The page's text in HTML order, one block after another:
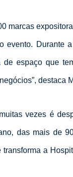
marcas
evento. Durante
espaço que
destaca
vezes é
das mais de
a